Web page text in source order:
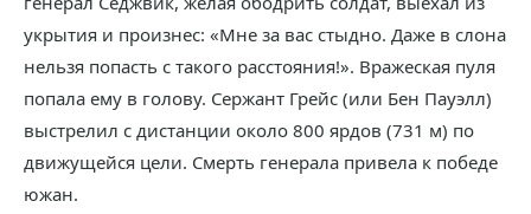
укрытия и произнес: «Мне за вас стыдно. Даже в слона
нельзя попасть с такого расстояния!». Вражеская пуля
попала ему в голову. Сержант Грейс (или Бен Пауэлл)
выстрелил с дистанции около 800 ярдов (731 м) по
движущейся цели. Смерть генерала привела к победе
южан.